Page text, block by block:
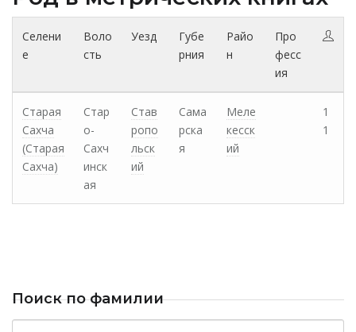
Селени
е
Воло
сть
Уезд
Губе
рния
Райо
н
Про
фесс
ия
Старая
Сахча
(Старая
Сахча)
Стар
о-
Сахч
инск
ая
Став
ропо
льск
ий
Сама
рска
я
Меле
кесск
ий
1
1
Поиск по фамилии